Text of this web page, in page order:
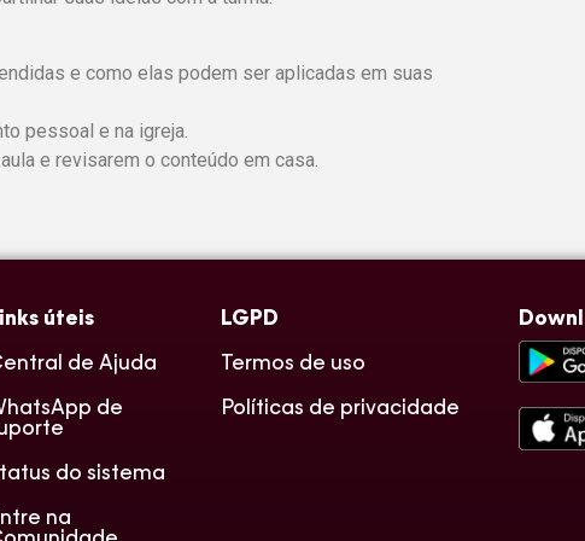
e como elas podem ser aplicadas em suas
pessoal e na igreja.
e revisarem o conteúdo em casa.
úteis
de Ajuda
de
do sistema
na
LGPD
Termos de uso
Políticas de privacidade